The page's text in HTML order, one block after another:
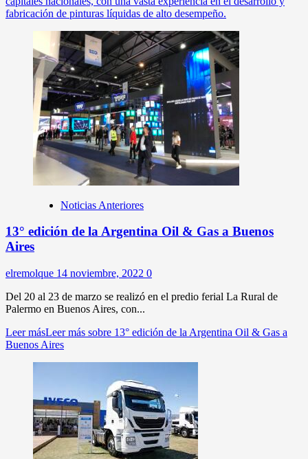
fabricación de pinturas líquidas de alto desempeño.
Noticias Anteriores
13° edición de la Argentina Oil & Gas a Buenos
Aires
elremolque 14 noviembre, 2022 0
Del 20 al 23 de marzo se realizó en el predio ferial La Rural de
Palermo en Buenos Aires, con...
Leer másLeer más sobre 13° edición de la Argentina Oil & Gas a
Buenos Aires